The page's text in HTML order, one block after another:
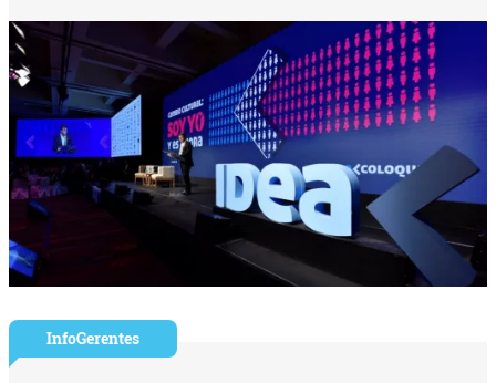
InfoGerentes